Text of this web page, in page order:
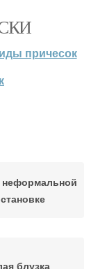
причесок
неформальной
блузка